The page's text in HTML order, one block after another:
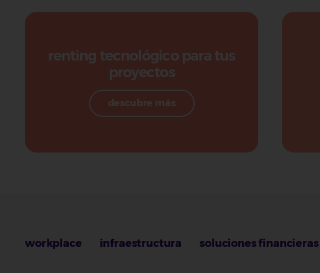
renting tecnológico para tus
proyectos
descubre más
workplace infraestructura soluciones financieras